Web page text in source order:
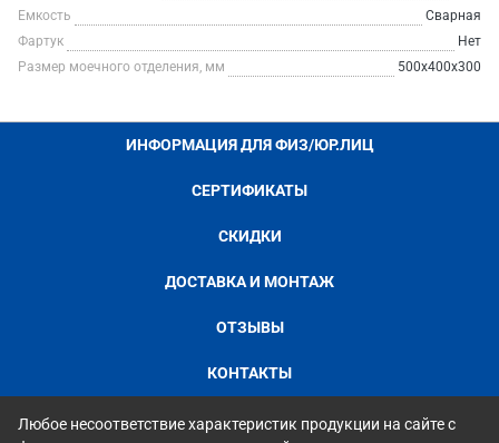
Емкость
Сварная
Фартук
Нет
Размер моечного отделения, мм
500x400x300
ИНФОРМАЦИЯ ДЛЯ ФИЗ/ЮР.ЛИЦ
СЕРТИФИКАТЫ
СКИДКИ
ДОСТАВКА И МОНТАЖ
ОТЗЫВЫ
КОНТАКТЫ
Любое несоответствие характеристик продукции на сайте с